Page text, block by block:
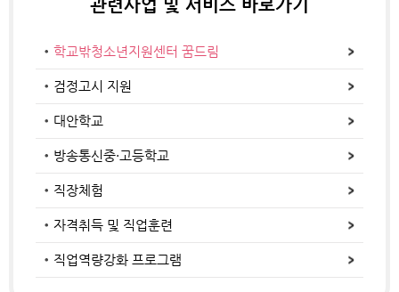
관련사업 및 서비스 바로가기
학교밖청소년지원센터 꿈드림
검정고시 지원
대안학교
방송통신중·고등학교
직장체험
자격취득 및 직업훈련
직업역량강화 프로그램